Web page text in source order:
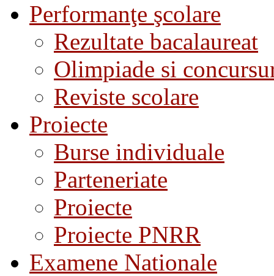
Performanţe şcolare
Rezultate bacalaureat
Olimpiade si
Reviste scolare
Proiecte
Burse individuale
Parteneriate
Proiecte
Proiecte PNRR
Examene Nationale